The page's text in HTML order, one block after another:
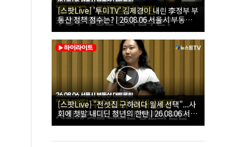
[스팟Live] '투미TV' 김제경이 내린 李정부 부
동산 정책 점수는? | 26.08.06 서울시 부동산
대토론회
[스팟Live] "전셋집 구하려다 월세 선택"...사
회에 첫발 내디딘 청년의 한탄 | 26.08.06 서울
시 부동산 대토론회